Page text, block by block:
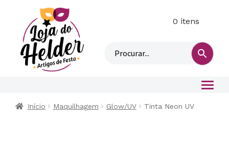
n
0 itens
Início Maquilhagem Glow/UV Tinta Neon UV